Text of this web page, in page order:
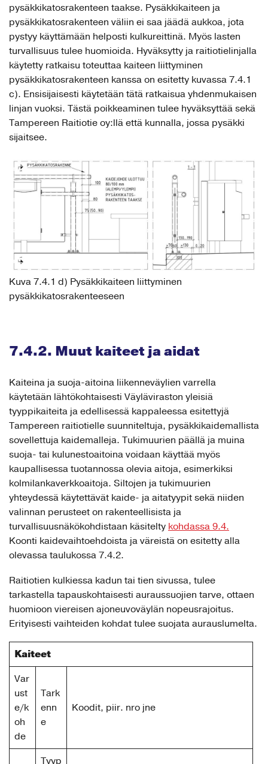
pysäkkikatosrakenteen taakse. Pysäkkikaiteen ja
pysäkkikatosrakenteen väliin ei saa jäädä aukkoa, jota
pystyy käyttämään helposti kulkureittinä. Myös lasten
turvallisuus tulee huomioida. Hyväksytty ja raitiotielinjalla
käytetty ratkaisu toteuttaa kaiteen liittyminen
pysäkkikatosrakenteen kanssa on esitetty kuvassa 7.4.1
c). Ensisijaisesti käytetään tätä ratkaisua yhdenmukaisen
linjan vuoksi. Tästä poikkeaminen tulee hyväksyttää sekä
Tampereen Raitiotie oy:llä että kunnalla, jossa pysäkki
sijaitsee.
Kuva 7.4.1 d) Pysäkkikaiteen liittyminen
pysäkkikatosrakenteeseen
7.4.2. Muut kaiteet ja aidat
Kaiteina ja suoja-aitoina liikenneväylien varrella
käytetään lähtökohtaisesti Väyläviraston yleisiä
tyyppikaiteita ja edellisessä kappaleessa esitettyjä
Tampereen raitiotielle suunniteltuja, pysäkkikaidemallista
sovellettuja kaidemalleja. Tukimuurien päällä ja muina
suoja- tai kulunestoaitoina voidaan käyttää myös
kaupallisessa tuotannossa olevia aitoja, esimerkiksi
kolmilankaverkkoaitoja. Siltojen ja tukimuurien
yhteydessä käytettävät kaide- ja aitatyypit sekä niiden
valinnan perusteet on rakenteellisista ja
turvallisuusnäkökohdistaan käsitelty kohdassa 9.4.
Koonti kaidevaihtoehdoista ja väreistä on esitetty alla
olevassa taulukossa 7.4.2.
Raitiotien kulkiessa kadun tai tien sivussa, tulee
tarkastella tapauskohtaisesti auraussuojien tarve, ottaen
huomioon viereisen ajoneuvoväylän nopeusrajoitus.
Erityisesti vaihteiden kohdat tulee suojata aurauslumelta.
Kaiteet
Var
ust
e/k
oh
de
Tark
enn
e
Koodit, piir. nro jne
Tyyp